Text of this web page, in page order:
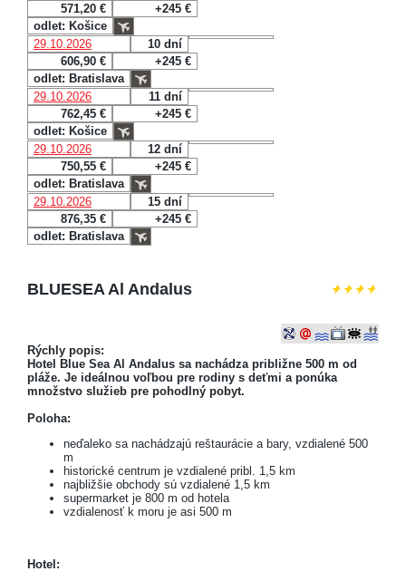
571,20 €
+245 €
odlet: Košice
29.10.2026
10 dní
606,90 €
+245 €
odlet: Bratislava
29.10.2026
11 dní
762,45 €
+245 €
odlet: Košice
29.10.2026
12 dní
750,55 €
+245 €
odlet: Bratislava
29.10.2026
15 dní
876,35 €
+245 €
odlet: Bratislava
BLUESEA Al Andalus
Rýchly popis:
Hotel Blue Sea Al Andalus sa nachádza približne 500 m od
pláže. Je ideálnou voľbou pre rodiny s deťmi a ponúka
množstvo služieb pre pohodlný pobyt.
Poloha:
neďaleko sa nachádzajú reštaurácie a bary, vzdialené 500
m
historické centrum je vzdialené pribl. 1,5 km
najbližšie obchody sú vzdialené 1,5 km
supermarket je 800 m od hotela
vzdialenosť k moru je asi 500 m
Hotel: